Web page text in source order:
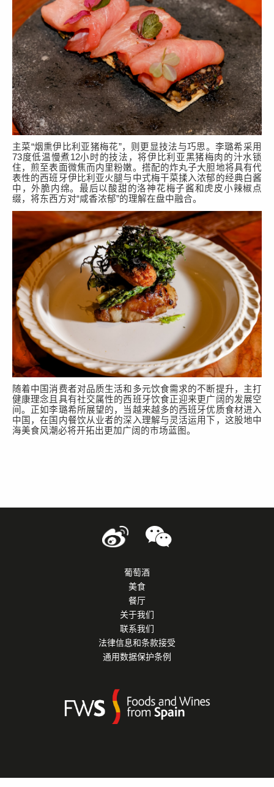
主菜“烟熏伊比利亚猪梅花”，则更显技法与巧思。 李璐希采用
73度低温慢煮12小时的技法，将伊比利亚黑猪梅肉的汁水锁
住，煎至表面微焦而内里粉嫩。搭配的炸丸子大胆地将具有代
表性的西班牙伊比利亚火腿与中式梅干菜揉入浓郁的经典白酱
中，外脆内绵。最后以酸甜的洛神花梅子酱和虎皮小辣椒点
缀，将东西方对“咸香浓郁”的理解在盘中融合。
随着中国消费者对品质生活和多元饮食需求的不断提升，主打
健康理念且具有社交属性的西班牙饮食正迎来更广阔的发展空
间。正如李璐希所展望的，当越来越多的西班牙优质食材进入
中国，在国内餐饮从业者的深入理解与灵活运用下，这股地中
海美食风潮必将开拓出更加广阔的市场蓝图。
葡萄酒
美食
餐厅
关于我们
联系我们
法律信息和条款接受
通用数据保护条例